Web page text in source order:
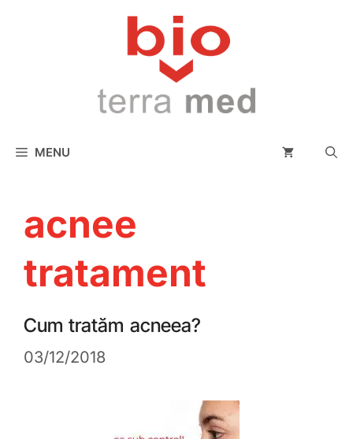
MENU
acnee
tratament
Cum tratăm acneea?
03/12/2018